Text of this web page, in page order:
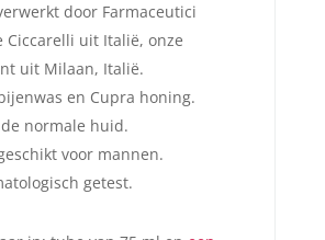
door Farmaceutici
Ciccarelli uit Italië, onze
uit Milaan, Italië.
en Cupra honing.
normale huid.
voor mannen.
getest.